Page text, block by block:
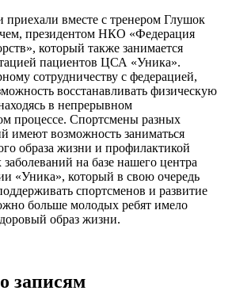
приехали вместе с тренером Глушок
президентом НКО «Федерация
который также занимается
пациентов ЦСА «Уника».
сотрудничеству с федерацией,
восстанавливать физическую
в непрерывном
процессе. Спортсмены разных
имеют возможность заниматься
образа жизни и профилактикой
на базе нашего центра
«Уника», который в свою очередь
спортсменов и развитие
больше молодых ребят имело
образ жизни.
записям